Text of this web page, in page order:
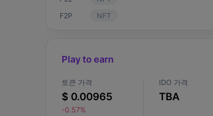
F2P
NFT
Play to earn
토큰 가격
$ 0.00965
-0.57%
IDO 가격
TBA